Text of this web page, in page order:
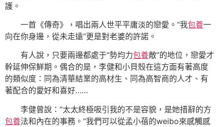
護。
一首《傳奇》，唱出兩人世平平庸淡的戀愛。“我包養一
向在你身邊，從未走遠”更是對老婆的許諾。
有人說，只要兩邊都處于“勢均力包養敵”的地位，戀愛才
幹延伸保鮮期。偶合的是，李健和小貝殼在這方面有著高度
的類似度：同為清華結業的高材生、同為高智商的人才、有
著配合的愛好和喜好……
李健曾說：“太太終極吸引我的不是容貌，是她措辭的方
包養法和內在的事務。”我們可以從孟小蓓的weibo來感觸感